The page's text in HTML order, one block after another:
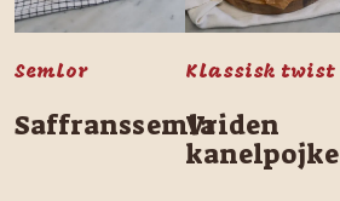
Semlor
Saffranssemla
Klassisk twist
Vriden
kanelpojke